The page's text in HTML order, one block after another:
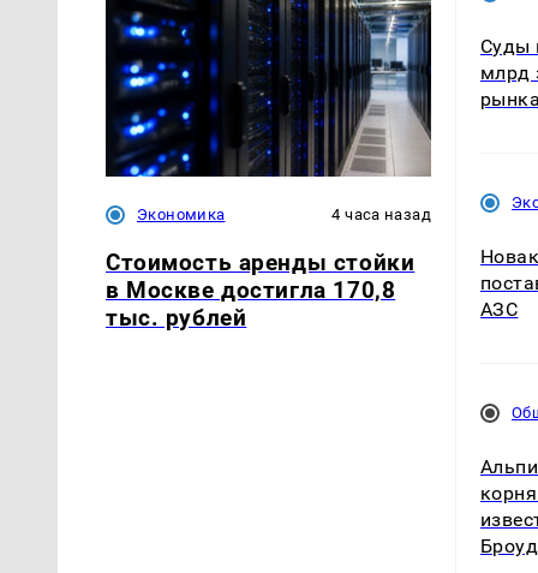
Экономика 4 часа назад
Стоимость аренды стойки
в Москве достигла 170,8
тыс. рублей
Суды
млрд
АЗС